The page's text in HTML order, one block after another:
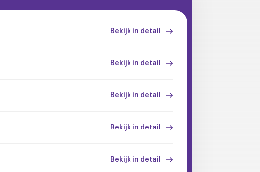
Bekijk in detail
Bekijk in detail
Bekijk in detail
Bekijk in detail
Bekijk in detail